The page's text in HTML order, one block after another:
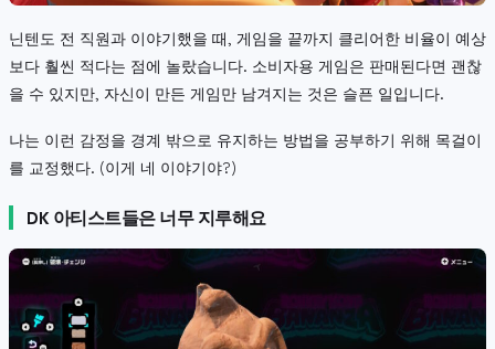
닌텐도 전 직원과 이야기했을 때, 게임을 끝까지 클리어한 비율이 예상
보다 훨씬 적다는 점에 놀랐습니다. 소비자용 게임은 판매된다면 괜찮
을 수 있지만, 자신이 만든 게임만 남겨지는 것은 슬픈 일입니다.
나는 이런 감정을 경계 밖으로 유지하는 방법을 공부하기 위해 목걸이
를 교정했다. (이게 네 이야기야?)
DK 아티스트들은 너무 지루해요